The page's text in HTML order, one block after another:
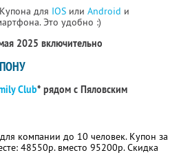
для IOS или Android и
Это удобно :)
2025 включительно
Club* рядом с Пяловским
компании до 10 человек. Купон за
48550р. вместо 95200р. Скидка